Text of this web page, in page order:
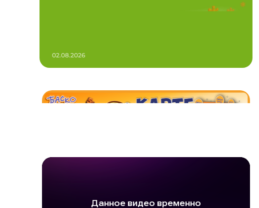
02.08.2026